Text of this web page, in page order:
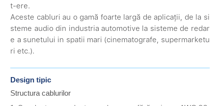
t-ere.
Aceste cabluri au o gamă foarte largă de aplicații, de la si
steme audio din industria automotive la sisteme de redar
e a sunetului in spatii mari (cinematografe, supermarketu
ri etc.).
Design tipic
Structura cablurilor